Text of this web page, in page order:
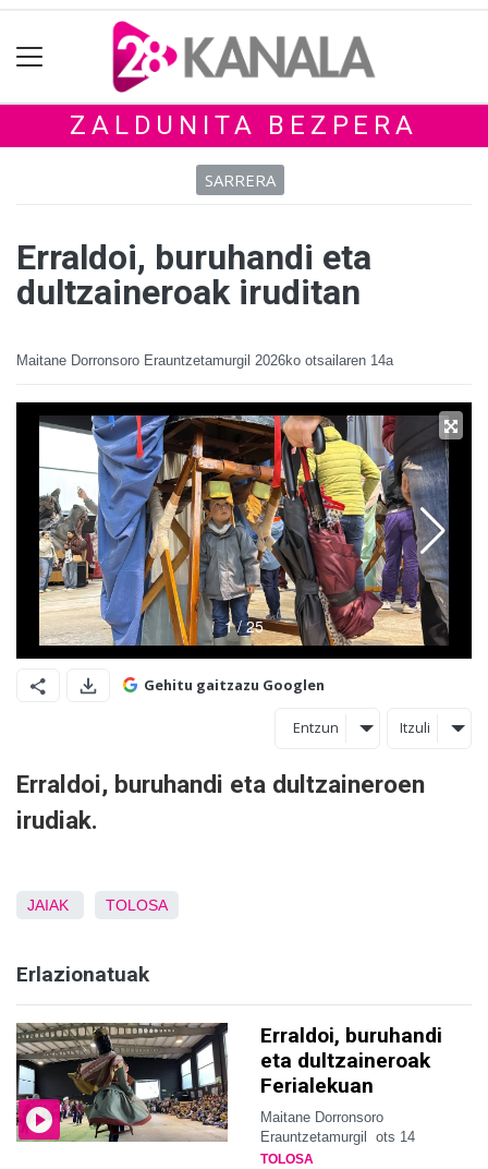
ZALDUNITA BEZPERA
SARRERA
Erraldoi, buruhandi eta
dultzaineroak iruditan
Maitane Dorronsoro Erauntzetamurgil 2026ko otsailaren 14a
Gehitu gaitzazu Googlen
Entzun Itzuli
Erraldoi, buruhandi eta dultzaineroen
irudiak.
JAIAK TOLOSA
Erlazionatuak
Erraldoi, buruhandi
eta dultzaineroak
Ferialekuan
Maitane Dorronsoro
Erauntzetamurgil
ots 14
TOLOSA